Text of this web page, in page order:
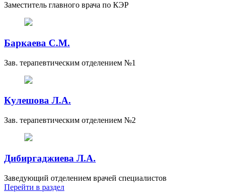
Заместитель главного врача по КЭР
Баркаева С.М.
Зав. терапевтическим отделением №1
Кулешова Л.А.
Зав. терапевтическим отделением №2
Дибиргаджиева Л.А.
Заведующий отделением врачей специалистов
Перейти в раздел